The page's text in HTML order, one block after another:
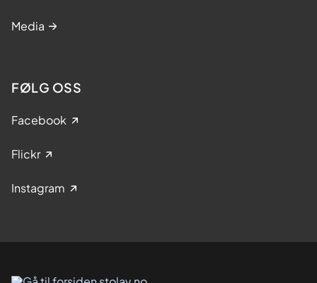
Media
FØLG OSS
Facebook
Flickr
Instagram